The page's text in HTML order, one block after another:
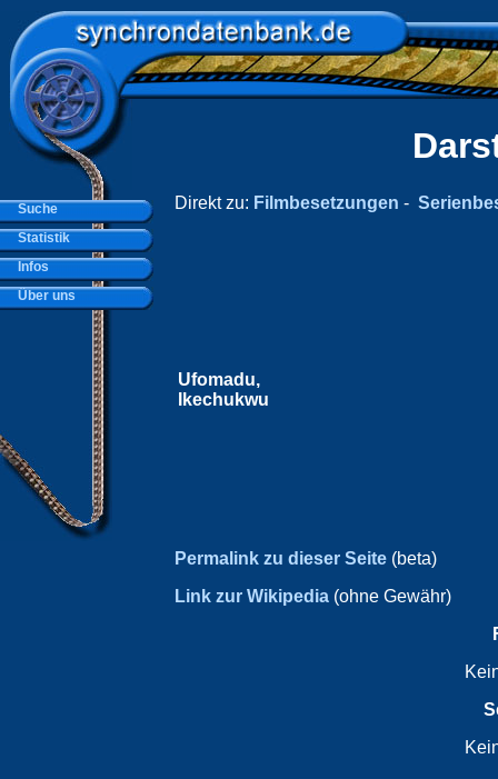
Direkt zu: Filmbesetzungen -
Ufomadu,
Ikechukwu
Permalink zu dieser Seite (beta)
Link zur Wikipedia (ohne Gewähr)
Suche
Statistik
Infos
Über uns